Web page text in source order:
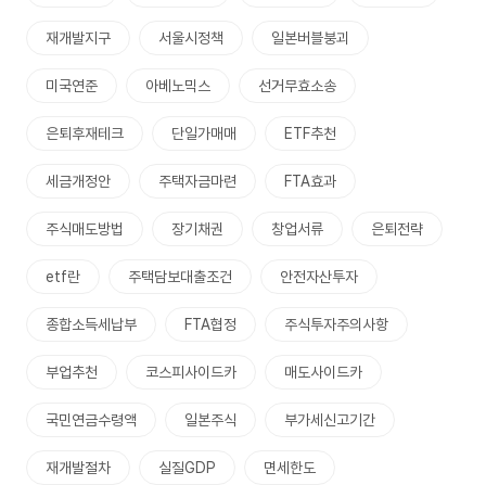
재개발지구 서울시정책 일본버블붕괴
미국연준 아베노믹스 선거무효소송
은퇴후재테크 단일가매매 ETF추천
세금개정안 주택자금마련 FTA효과
주식매도방법 장기채권 창업서류 은퇴전략
etf란 주택담보대출조건 안전자산투자
종합소득세납부 FTA협정 주식투자주의사항
부업추천 코스피사이드카 매도사이드카
국민연금수령액 일본주식 부가세신고기간
재개발절차 실질GDP 면세한도